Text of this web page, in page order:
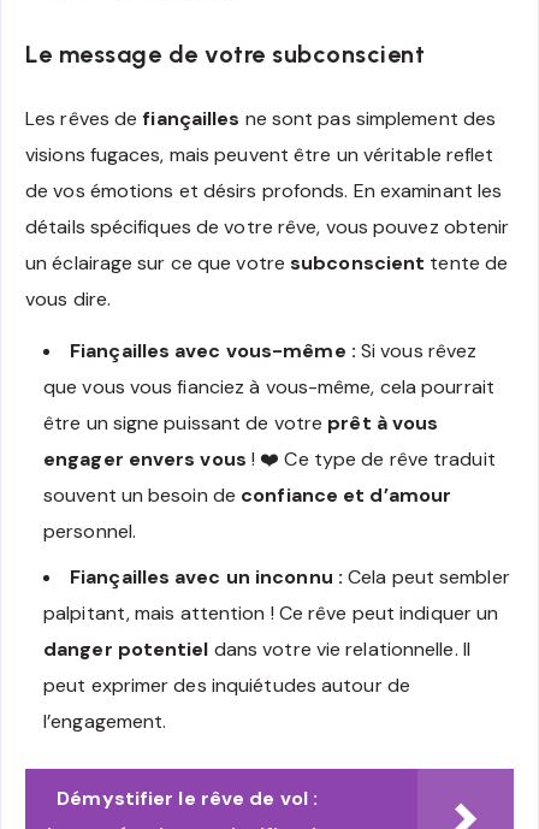
Le message de votre subconscient
Les rêves defiançailles ne sont pas simplement des
visions fugaces, mais peuvent être un véritable reflet
de vos émotions et désirs profonds. En examinant les
détails spécifiques de votre rêve, vous pouvez obtenir
un éclairage sur ce que votresubconscient tente de
vous dire.
Fiançailles avec vous-même : Si vous rêvez
que vous vous fianciez à vous-même, cela pourrait
être un signe puissant de votre prêt à vous
engager envers vous ! ❤️ Ce type de rêve traduit
souvent un besoin de confiance et d’amour
personnel.
Fiançailles avec un inconnu : Cela peut sembler
palpitant, mais attention ! Ce rêve peut indiquer un
danger potentiel dans votre vie relationnelle. Il
peut exprimer des inquiétudes autour de
l’engagement.
Démystifier le rêve de vol :